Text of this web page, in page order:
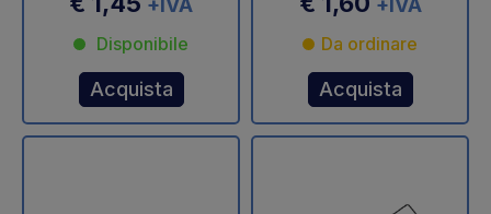
+IVA
Disponibile
Acquista
+IVA
Da ordinare
Acquista